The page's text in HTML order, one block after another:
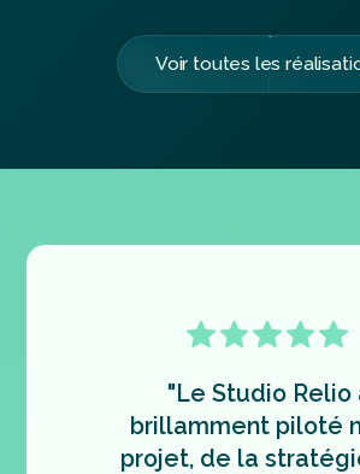
Voir toutes les
"Le Studio Relio
brillamment piloté
projet, de la